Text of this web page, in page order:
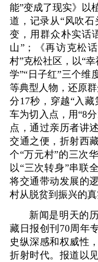
能”变成了现实》以
道，记录从“风吹石
变，用群众朴实话
山”；《再访克松
村”克松社区，以“
学”“日子红”三个维
等典型人物，还原
分17秒，穿越“入
车为切入点，用“8
点，通过亲历者讲
交通之便，折射西
个“万元村”的三次
以“三次转身”串联
将交通带动发展的
村从脱贫到振兴的真
新闻是明天的
藏日报创刊 70周年
史纵深感和权威性
折射时代。报道以